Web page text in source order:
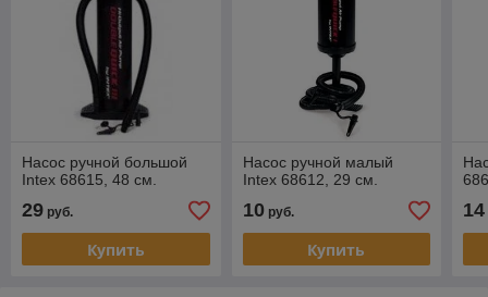
Насос ручной большой
Intex 68615, 48 см.
29 руб.
Купить
Насос ручной малый
Intex 68612, 29 см.
10руб.
Купить
14